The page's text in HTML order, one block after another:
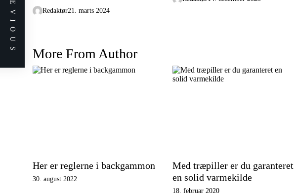
Redaktør21. marts 2024
More From Author
Her er reglerne i backgammon
30. august 2022
Med træpiller er du garanteret
en solid varmekilde
18. februar 2020
PREVIOUS